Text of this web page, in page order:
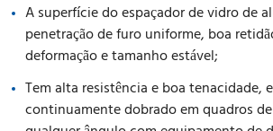
A superfície do espaçador de vidro de
penetração de furo uniforme, boa
deformação e tamanho estável;
Tem alta resistência e boa tenacidade,
continuamente dobrado em quadros